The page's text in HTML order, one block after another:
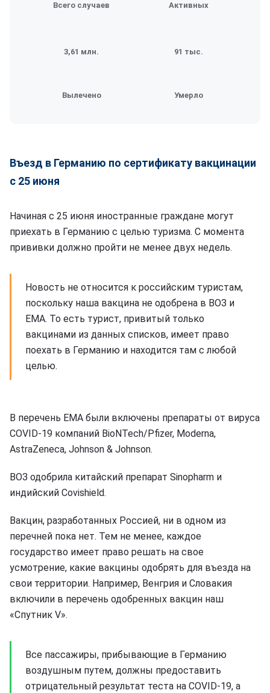
Всего случаев Активных
3,61 млн.
Вылечено
91 тыс.
Умерло
Въезд в Германию по сертификату вакцинации
с 25 июня
Начиная с 25 июня иностранные граждане могут
приехать в Германию с целью туризма. С момента
прививки должно пройти не менее двух недель.
Новость не относится к российским туристам,
поскольку наша вакцина не одобрена в ВОЗ и
ЕМА. То есть турист, привитый только
вакцинами из данных списков, имеет право
поехать в Германию и находится там с любой
целью.
В перечень ЕМА были включены препараты от вируса
COVID-19 компаний BioNTech/Pfizer, Moderna,
AstraZeneca, Johnson & Johnson.
ВОЗ одобрила китайский препарат Sinopharm и
индийский Covishield.
Вакцин, разработанных Россией, ни в одном из
перечней пока нет. Тем не менее, каждое
государство имеет право решать на свое
усмотрение, какие вакцины одобрять для въезда на
свои территории. Например, Венгрия и Словакия
включили в перечень одобренных вакцин наш
«Спутник V».
Все пассажиры, прибывающие в Германию
воздушным путем, должны предоставить
отрицательный результат теста на COVID-19, а